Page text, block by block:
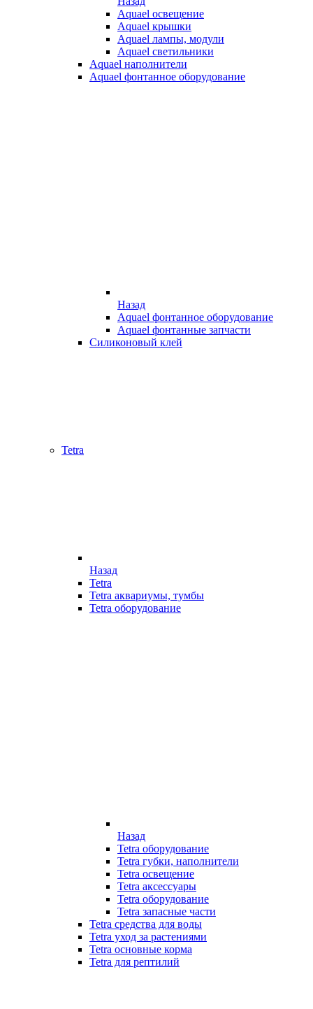
Aquael освещение
Aquael крышки
Aquael лампы, модули
Aquael светильники
Aquael наполнители
Aquael фонтанное оборудование
Назад
Aquael фонтанное оборудование
Aquael фонтанные запчасти
Силиконовый клей
Tetra
Назад
Tetra
Tetra аквариумы, тумбы
Tetra оборудование
Назад
Tetra оборудование
Tetra губки, наполнители
Tetra освещение
Tetra аксессуары
Tetra оборудование
Tetra запасные части
Tetra средства для воды
Tetra уход за растениями
Tetra основные корма
Tetra для рептилий